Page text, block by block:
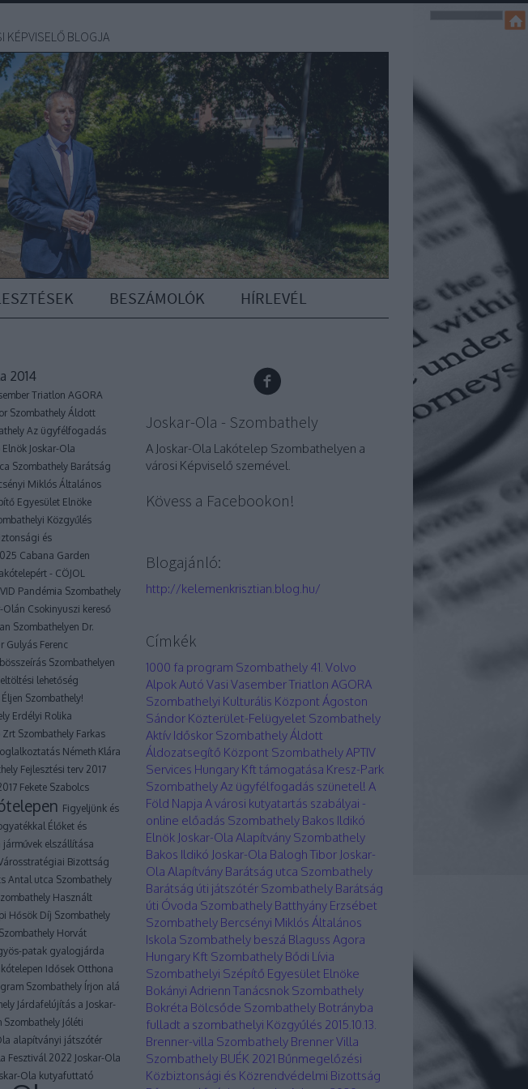
KÉPVISELŐ BLOGJA
BESZÁMOLÓK HÍRLEVÉL
2014
Triatlon AGORA
Szombathely Áldott
Az ügyfélfogadás
Joskar-Ola
Szombathely Barátság
Miklós Általános
Egyesület Elnöke
Közgyűlés
és
Cabana Garden
- CÖJOL
Pandémia Szombathely
Olán Csokinyuszi kereső
Szombathelyen Dr.
Gulyás Ferenc
Szombathelyen
lehetőség
Éljen Szombathely!
Erdélyi Rolika
Zrt Szombathely Farkas
Németh Klára
Fejlesztési terv 2017
Fekete Szabolcs
Figyeljünk és
Élőket és
elszállítása
Bizottság
Antal utca Szombathely
Használt
Hősök Díj Szombathely
Horvát
patak gyalogjárda
Idősek Otthona
Szombathely Írjon alá
Járdafelújítás a Joskar-
Szombathely Jóléti
alapítványi játszótér
Fesztivál 2022 Joskar-Ola
Ola kutyafuttató
Joskar-Ola - Szombathely
A Joskar-Ola Lakótelep Szombathelyen a
városi Képviselő szemével.
Kövess a Facebookon!
Blogajánló:
http://kelemenkrisztian.blog.hu/
Címkék
1000 fa program Szombathely 41. Volvo
Alpok Autó Vasi Vasember Triatlon AGORA
Szombathelyi Kulturális Központ Ágoston
Sándor Közterület-Felügyelet Szombathely
Aktív Időskor SzombathelyÁldott
Áldozatsegítő Központ SzombathelyAPTIV
Services Hungary Kft támogatása Kresz-Park
SzombathelyAz ügyfélfogadás szünetel! A
Föld Napja A városi kutyatartás szabályai -
online előadás Szombathely Bakos Ildikó
Elnök Joskar-Ola Alapítvány Szombathely
Bakos Ildikó Joskar-Ola Balogh Tibor Joskar-
Ola Alapítvány Barátság utca Szombathely
Barátság úti játszótér Szombathely Barátság
úti Óvoda Szombathely Batthyány Erzsébet
Szombathely Bercsényi Miklós Általános
Iskola Szombathely beszá Blaguss Agora
Hungary Kft Szombathely Bődi Lívia
Szombathelyi Szépítő Egyesület Elnöke
Bokányi Adrienn Tanácsnok Szombathely
Bokréta Bölcsőde Szombathely Botrányba
fulladt a szombathelyi Közgyűlés 2015.10.13.
Brenner-villa Szombathely Brenner Villa
Szombathely BUÉK 2021 Bűnmegelőzési
Közbiztonsági és Közrendvédelmi Bizottság